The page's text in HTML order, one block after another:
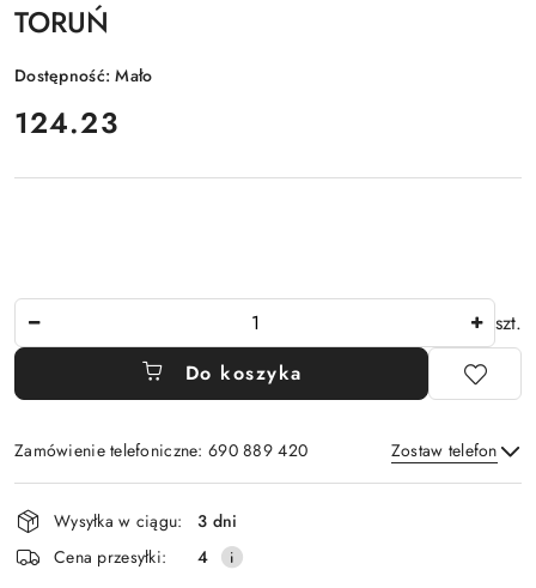
TORUŃ
Dostępność:Mało
cena:
124.23
szt.
Do koszyka
Zamówienie telefoniczne: 690 889 420 Zostaw telefon
Wyślij
Dostępność
i
dostawa
Wysyłka w ciągu:
3 dni
Cena przesyłki:
4